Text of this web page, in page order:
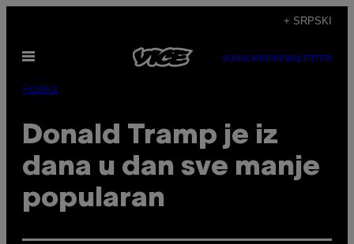
садржај
+ SRPSKI
Otvori
SUBSCRIBENEWSLETTER
Politika
Donald Tramp je iz
dana u dan sve manje
popularan